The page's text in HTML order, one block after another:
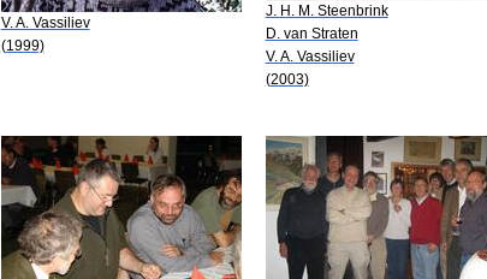
V. A. Vassiliev
(1999)
J. H. M. Steenbrink
D. van Straten
V. A. Vassiliev
(2003)